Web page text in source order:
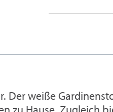
Der weiße